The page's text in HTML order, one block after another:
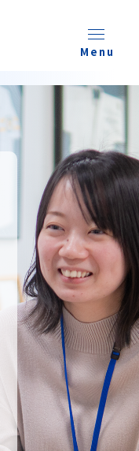
Menu